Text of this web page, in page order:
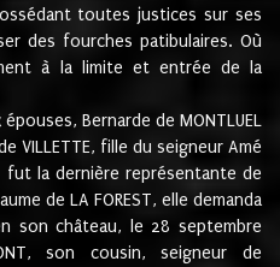
toutes justices sur ses
des fourches patibulaires. Où
à la limite et entrée de la
Bernarde de MONTLUEL
VILLETTE, fille du seigneur Amé
la dernière représentante de
de LA FOREST, elle demanda
son château, le 28 septembre
son cousin, seigneur de